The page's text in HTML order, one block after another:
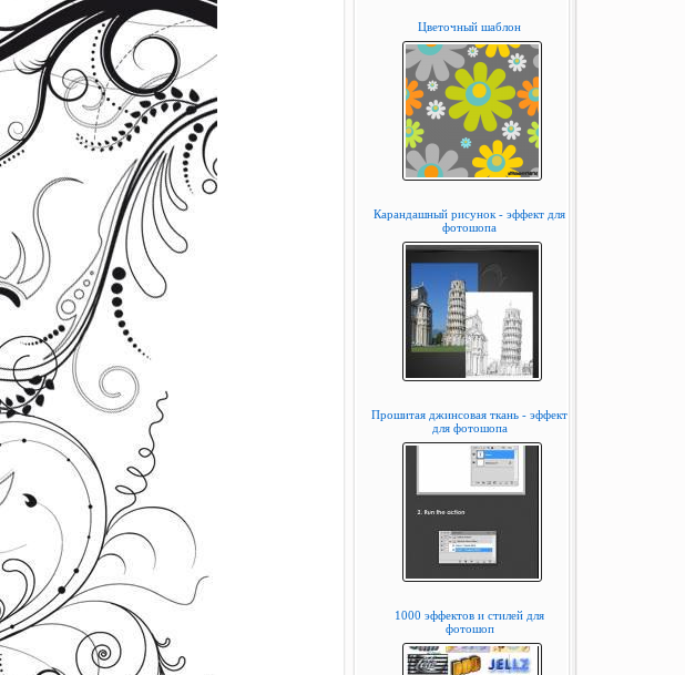
Цветочный шаблон
Карандашный рисунок - эффект для
фотошопа
Прошитая джинсовая ткань - эффект
для фотошопа
1000 эффектов и стилей для
фотошоп